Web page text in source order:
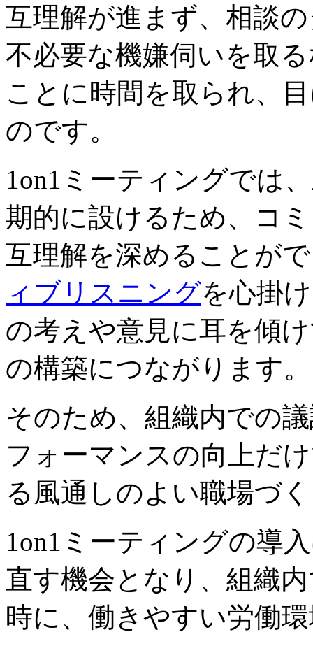
互理解が進まず、相談
不必要な機嫌伺いを取
ことに時間を取られ、
のです。
1on1ミーティングでは
期的に設けるため、コ
互理解を深めることが
ィブリスニングを心掛
の考えや意見に耳を傾
の構築につながります。
そのため、組織内での
フォーマンスの向上だ
る風通しのよい職場づ
1on1ミーティングの導
直す機会となり、組織
時に、働きやすい労働